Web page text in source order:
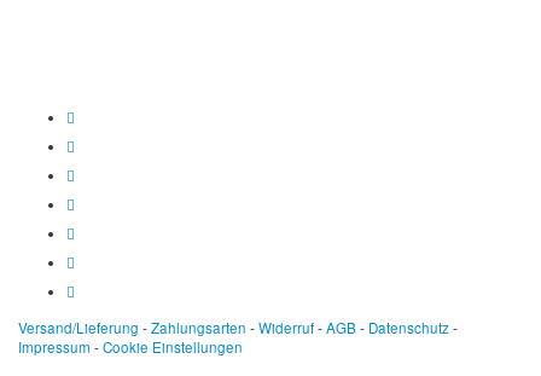
Versand/Lieferung -Zahlungsarten -Widerruf-AGB- Datenschutz-
Impressum -Cookie Einstellungen